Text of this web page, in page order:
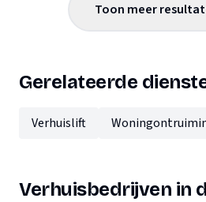
Toon meer
Gerelateerde
Verhuislift
Verhuisbedrijven in